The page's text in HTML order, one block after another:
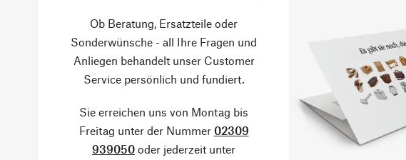
Ob Beratung, Ersatzteile oder
Sonderwünsche - all Ihre Fragen und
Anliegen behandelt unser Customer
Service persönlich und fundiert.
Sie erreichen uns von Montag bis
Freitag unter der Nummer 02309
939050 oder jederzeit unter